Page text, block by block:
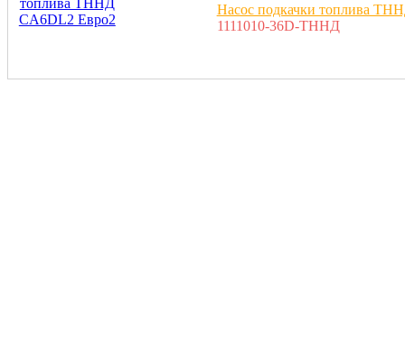
Насос подкачки топлива
1111010-36D-ТННД